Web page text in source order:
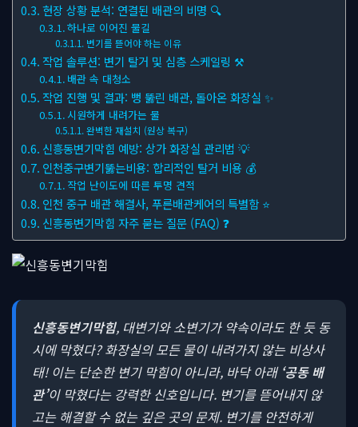
현장 상황 분석: 연결된 배관의 비명 🔍
하나로 이어진 물길
변기를 뜯어야 하는 이유
작업 솔루션: 변기 탈거 및 심층 스케일링 ⚒
배관 속 대청소
작업 진행 및 결과: 뻥 뚫린 배관, 돌아온 화장실 ✨
시원하게 내려가는 물
완벽한 재설치 (원상 복구)
신흥동변기막힘 예방: 상가 화장실 관리법 💡
인천중구변기뚫는비용: 합리적인 탈거 비용 💰
작업 난이도에 따른 투명 견적
인천 중구 배관 해결사, 푸른배관케어의 특별함 ⭐
신흥동변기막힘 자주 묻는 질문 (FAQ) ❓
신흥동변기막힘, 대변기와 소변기가 약속이라도 한 듯 동
시에 막혔다? 화장실의 모든 물이 내려가지 않는 비상사
태! 이는 단순한 변기 막힘이 아니라, 바닥 아래 ‘공동 배
관’이 막혔다는 강력한 신호입니다. 변기를 뜯어내지 않
고는 해결할 수 없는 깊은 곳의 문제. 변기를 안전하게